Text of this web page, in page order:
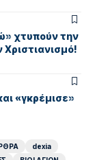
χτυπούν την
«γκρέμισε»
dexia